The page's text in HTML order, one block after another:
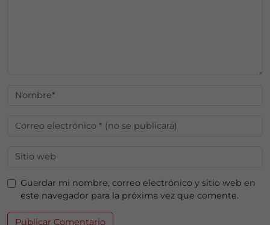
Guardar mi nombre, correo electrónico y sitio web en
este navegador para la próxima vez que comente.